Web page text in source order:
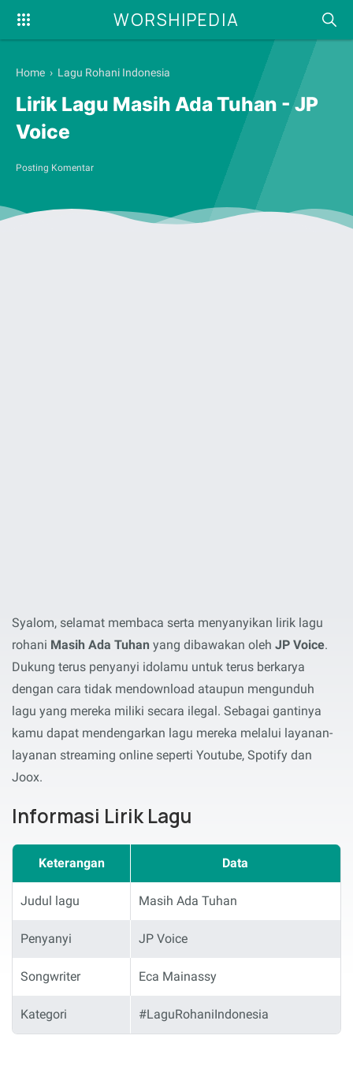
WORSHIPEDIA
Home › Lagu Rohani Indonesia
Lirik Lagu Masih Ada Tuhan - JP
Voice
Posting Komentar
Syalom, selamat membaca serta menyanyikan lirik lagu
rohani Masih Ada Tuhan yang dibawakan oleh JP Voice.
Dukung terus penyanyi idolamu untuk terus berkarya
dengan cara tidak mendownload ataupun mengunduh
lagu yang mereka miliki secara ilegal. Sebagai gantinya
kamu dapat mendengarkan lagu mereka melalui layanan-
layanan streaming online seperti Youtube, Spotify dan
Joox.
Informasi Lirik Lagu
Keterangan Data
Judul lagu Masih Ada Tuhan
Penyanyi JP Voice
Songwriter Eca Mainassy
Kategori #LaguRohaniIndonesia